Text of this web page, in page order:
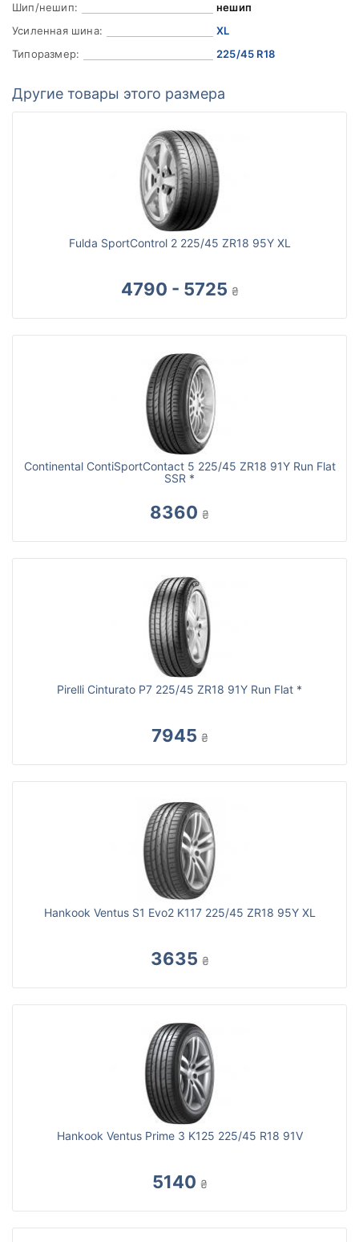
Шип/нешип:
нешип
Усиленная шина:
XL
Типоразмер:
225/45 R18
Другие товары этого размера
Fulda SportControl 2 225/45 ZR18 95Y XL
4790 - 5725 ₴
Continental ContiSportContact 5 225/45 ZR18 91Y Run Flat
SSR *
8360 ₴
Pirelli Cinturato P7 225/45 ZR18 91Y Run Flat *
7945 ₴
Hankook Ventus S1 Evo2 K117 225/45 ZR18 95Y XL
3635 ₴
Hankook Ventus Prime 3 K125 225/45 R18 91V
5140 ₴